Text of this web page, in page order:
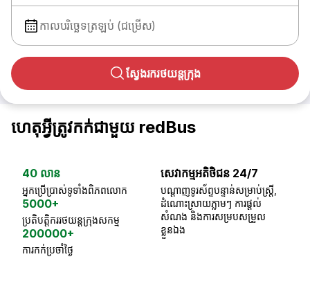
កាលបរិច្ឆេទត្រឡប់ (ជម្រើស)
ស្វែងរករថយន្តក្រុង
ហេតុអ្វីត្រូវកក់ជាមួយ redBus
40 លាន
អ្នកប្រើប្រាស់ទូទាំងពិភពលោក
5000+
ប្រតិបត្តិកររថយន្តក្រុងសកម្ម
200000+
ការកក់ប្រចាំថ្ងៃ
សេវាកម្មអតិថិជន 24/7
បណ្តាញទូរស័ព្ទបន្ទាន់សម្រាប់ស្ត្រី,
ដំណោះស្រាយភ្លាមៗ ការផ្តល់
សំណង និងការសម្របសម្រួល
ខ្លួនឯង